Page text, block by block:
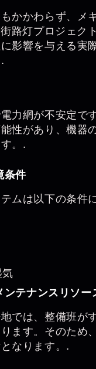
かかわらず、メ
路灯プロジェク
影響を与える実
力網が不安定で
性があり、機器
。.
条件
ムは以下の条件
テナンスリソー
では、整備班が
ます。そのため
なります。.